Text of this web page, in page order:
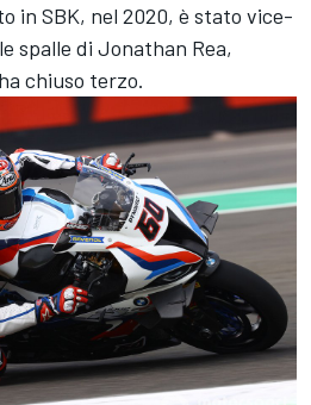
in SBK, nel 2020, è stato vice-
spalle di Jonathan Rea,
chiuso terzo.